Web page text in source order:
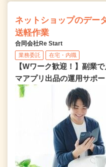
ネットショップのデー
送軽作業
合同会社Re Start
業務委託 在宅・内職
【Wワーク歓迎！】副業
マアプリ出品の運用サポ